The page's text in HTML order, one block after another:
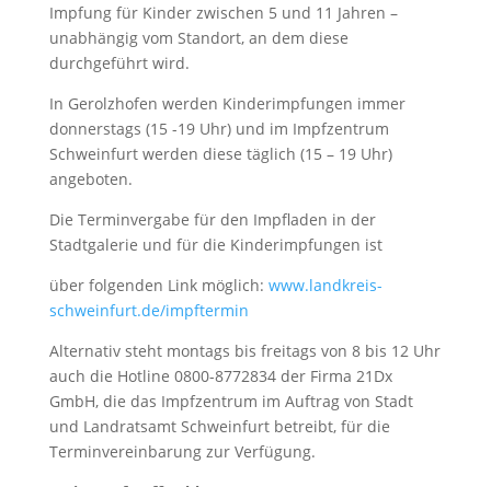
Impfung für Kinder zwischen 5 und 11 Jahren –
unabhängig vom Standort, an dem diese
durchgeführt wird.
In Gerolzhofen werden Kinderimpfungen immer
donnerstags (15 -19 Uhr) und im Impfzentrum
Schweinfurt werden diese täglich (15 – 19 Uhr)
angeboten.
Die Terminvergabe für den Impfladen in der
Stadtgalerie und für die Kinderimpfungen ist
über folgenden Link möglich: www.landkreis-
schweinfurt.de/impftermin
Alternativ steht montags bis freitags von 8 bis 12 Uhr
auch die Hotline 0800-8772834 der Firma 21Dx
GmbH, die das Impfzentrum im Auftrag von Stadt
und Landratsamt Schweinfurt betreibt, für die
Terminvereinbarung zur Verfügung.